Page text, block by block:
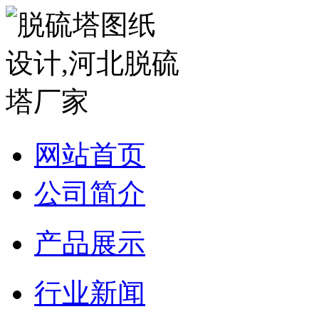
网站首页
公司简介
产品展示
行业新闻